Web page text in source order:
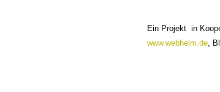
Ein Projekt in
www.webhelm.de,